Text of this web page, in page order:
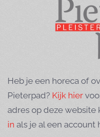
Heb je een horeca of
Pieterpad? Kijk hier
adres op deze
in als je al een account